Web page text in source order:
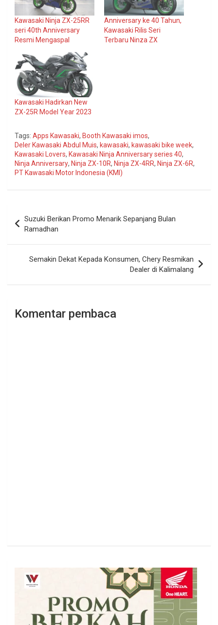
Kawasaki Ninja ZX-25RR
seri 40th Anniversary
Resmi Mengaspal
Anniversary ke 40 Tahun,
Kawasaki Rilis Seri
Terbaru Ninza ZX
Kawasaki Hadirkan New
ZX-25R Model Year 2023
Tags: Apps Kawasaki, Booth Kawasaki imos,
Deler Kawasaki Abdul Muis, kawasaki, kawasaki bike week,
Kawasaki Lovers, Kawasaki Ninja Anniversary series 40,
Ninja Anniversary, Ninja ZX-10R, Ninja ZX-4RR, Ninja ZX-6R,
PT Kawasaki Motor Indonesia (KMI)
pos
Suzuki Berikan Promo Menarik Sepanjang Bulan
Ramadhan
Semakin Dekat Kepada Konsumen, Chery Resmikan
Dealer di Kalimalang
Komentar pembaca